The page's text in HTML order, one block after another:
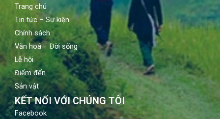
Trang chủ
Tin tức – Sự kiện
Chính sách
Văn hoá – Đời sống
Lễ hội
Điểm đến
Sản vật
KẾT NỐI VỚI CHÚNG TÔI
Facebook